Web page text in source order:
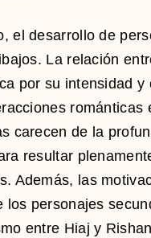
el desarrollo de
La relación
por su intensidad y
románticas
carecen de la
resultar
Además, las
los personajes
entre Hiaj y